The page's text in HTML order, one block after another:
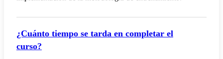
¿Cuánto tiempo se tarda en completar el
curso?